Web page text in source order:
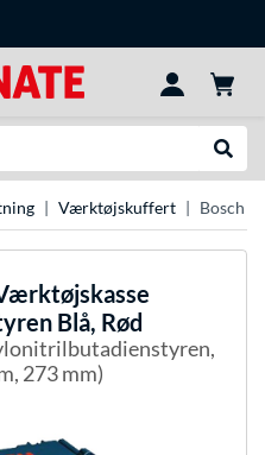
Værktøjskuffert Bosch
Blå, Rød
273 mm)